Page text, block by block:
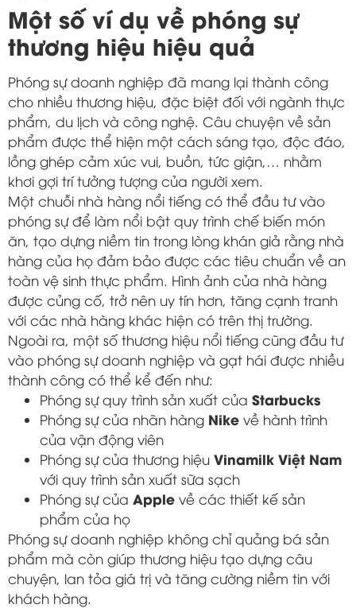
Một số ví dụ về phóng sự
thương hiệu hiệu quả
Phóng sự doanh nghiệp đã mang lại thành công
cho nhiều thương hiệu, đặc biệt đối với ngành thực
phẩm, du lịch và công nghệ. Câu chuyện về sản
phẩm được thể hiện một cách sáng tạo, độc đáo,
lồng ghép cảm xúc vui, buồn, tức giận,… nhằm
khơi gợi trí tưởng tượng của người xem.
Một chuỗi nhà hàng nổi tiếng có thể đầu tư vào
phóng sự để làm nổi bật quy trình chế biến món
ăn, tạo dựng niềm tin trong lòng khán giả rằng nhà
hàng của họ đảm bảo được các tiêu chuẩn về an
toàn vệ sinh thực phẩm. Hình ảnh của nhà hàng
được củng cố, trở nên uy tín hơn, tăng cạnh tranh
với các nhà hàng khác hiện có trên thị trường.
Ngoài ra, một số thương hiệu nổi tiếng cũng đầu tư
vào phóng sự doanh nghiệp và gạt hái được nhiều
thành công có thể kể đến như:
Phóng sự quy trình sản xuất của Starbucks
Phóng sự của nhãn hàng Nike về hành trình
của vận động viên
Phóng sự của thương hiệu Vinamilk Việt Nam
với quy trình sản xuất sữa sạch
Phóng sự của Apple về các thiết kế sản
phẩm của họ
Phóng sự doanh nghiệp không chỉ quảng bá sản
phẩm mà còn giúp thương hiệu tạo dựng câu
chuyện, lan tỏa giá trị và tăng cường niềm tin với
khách hàng.